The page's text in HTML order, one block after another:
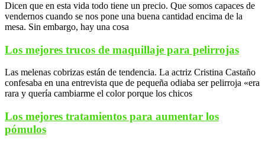
Dicen que en esta vida todo tiene un precio. Que somos capaces de
vendernos cuando se nos pone una buena cantidad encima de la
mesa. Sin embargo, hay una cosa
Los mejores trucos de maquillaje para pelirrojas
Las melenas cobrizas están de tendencia. La actriz Cristina Castaño
confesaba en una entrevista que de pequeña odiaba ser pelirroja «era
rara y quería cambiarme el color porque los chicos
Los mejores tratamientos para aumentar los
pómulos